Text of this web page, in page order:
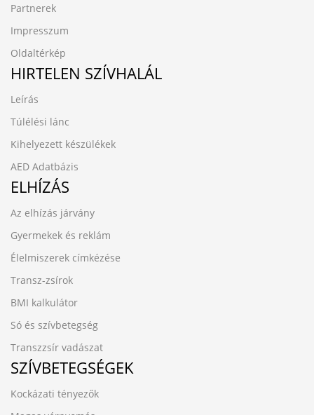
Partnerek
Impresszum
Oldaltérkép
HIRTELEN SZÍVHALÁL
Leírás
Túlélési lánc
Kihelyezett készülékek
AED Adatbázis
ELHÍZÁS
Az elhízás járvány
Gyermekek és reklám
Élelmiszerek címkézése
Transz-zsírok
BMI kalkulátor
Só és szívbetegség
Transzzsír vadászat
SZÍVBETEGSÉGEK
Kockázati tényezők